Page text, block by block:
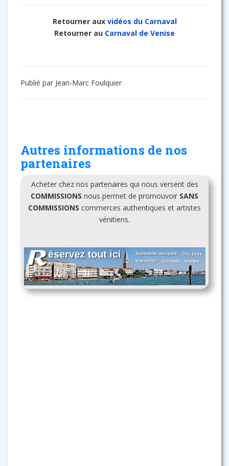
Retourner aux vidéos du Carnaval
Retourner au Carnaval de Venise
Publié par Jean-Marc Foulquier
Autres informations de nos
partenaires
Acheter chez nos partenaires qui nous versent des
COMMISSIONS nous permet de promouvoir SANS
COMMISSIONS commerces authentiques et artistes
vénitiens.